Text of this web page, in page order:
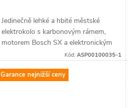
Jedinečně lehké a hbité městské
elektrokolo s karbonovým rámem,
motorem Bosch SX a elektronickým
převodovým nábojem Shimano
Kód: ASP00100035-1
Garance nejnižší ceny